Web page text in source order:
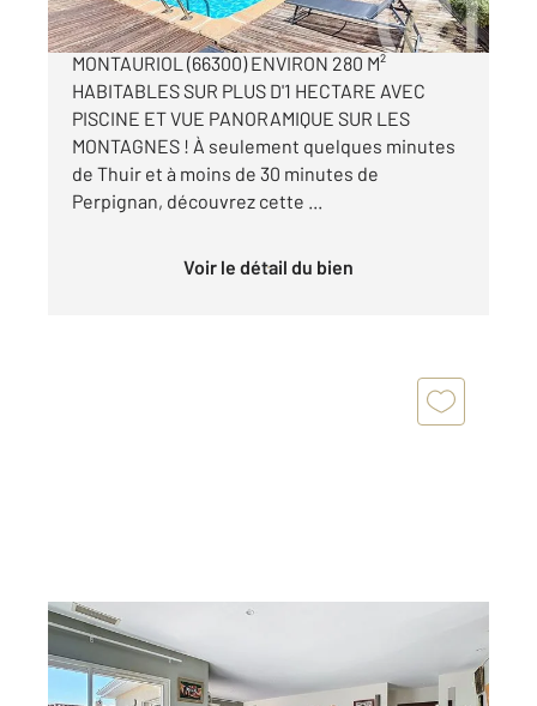
EXCEPTIONNELLE MAISON DE CARACTÈRE À
MONTAURIOL (66300) ENVIRON 280 M²
HABITABLES SUR PLUS D'1 HECTARE AVEC
PISCINE ET VUE PANORAMIQUE SUR LES
MONTAGNES ! À seulement quelques minutes
de Thuir et à moins de 30 minutes de
Perpignan, découvrez cette ...
Voir le détail du bien
TRESSERRE 66
226,20 m2, 6 pièces
Ref : 722